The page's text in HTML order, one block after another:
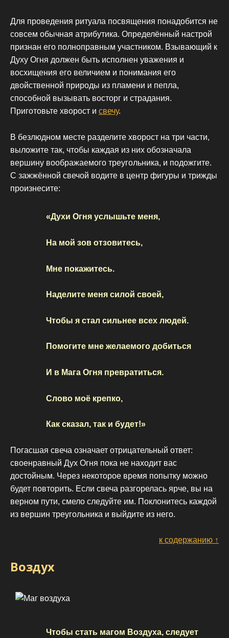
Для проведения ритуала посвящения понадобится не
совсем обычная атрибутика. Определённый настрой
признан его полноправным участником. Взывающий к
Духу Огня должен быть исполнен уважения и
восхищения его величием и понимания его
двойственной природы из пламени и пепла,
способной вызывать восторг и страдания.
Приготовьте хворост и свечу.
В безлюдном месте разделите хворост на три части,
выложите так, чтобы каждая из них обозначала
вершину воображаемого треугольника, и подожгите.
С зажжённой свечой водите в центр фигуры и трижды
произнесите:
«Духи Огня услышьте меня,
На мой зов отзовитесь,
Мне покажитесь.
Наделите меня силой своей,
Чтобы я стал сильнее всех людей.
Помогите мне желаемого добиться
И в Мага Огня превратиться.
Слово моё крепко,
Как сказал, так и будет!»
Погасшая свеча означает отрицательный ответ:
своенравный Дух Огня пока не находит вас
достойным. Через некоторое время попытку можно
будет повторить. Если свеча разгорелась ярче, вы на
верном пути, смело следуйте им. Поклонитесь каждой
из вершин треугольника и выйдите из него.
к содержанию ↑
Воздух
Чтобы стать магом Воздуха, следует